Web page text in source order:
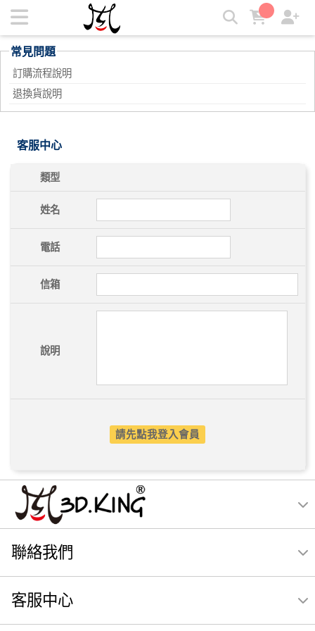
3D.KING 抗UV防曬變形涼感外套 | 3D.KING多功能專利變形衣
常見問題
訂購流程說明
退換貨說明
客服中心
類型
姓名
電話
信箱
說明
請先點我登入會員
聯絡我們
客服中心